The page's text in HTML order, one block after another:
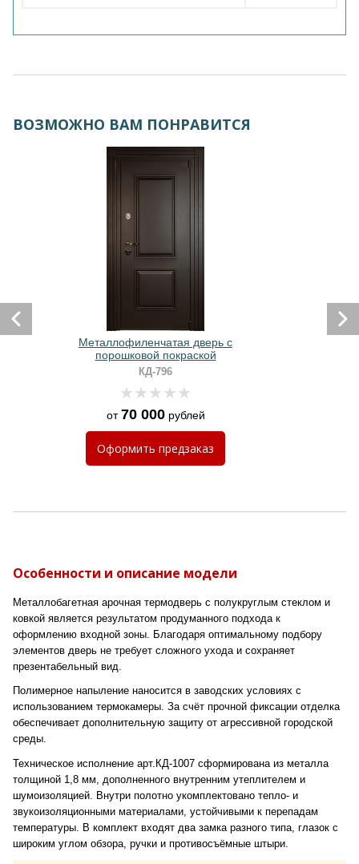
ВОЗМОЖНО ВАМ ПОНРАВИТСЯ
Металлофиленчатая дверь с
порошковой покраской
КД-796
от70 000рублей
Оформить предзаказ
Особенности и описание модели
Металлобагетная арочная термодверь с полукруглым стеклом и
ковкой является результатом продуманного подхода к
оформлению входной зоны. Благодаря оптимальному подбору
элементов дверь не требует сложного ухода и сохраняет
презентабельный вид.
Полимерное напыление наносится в заводских условиях с
использованием термокамеры. За счёт прочной фиксации отделка
обеспечивает дополнительную защиту от агрессивной городской
среды.
Техническое исполнение арт.КД-1007 сформирована из металла
толщиной 1,8 мм, дополненного внутренним утеплителем и
шумоизоляцией. Внутри полотно укомплектовано тепло- и
звукоизоляционными материалами, устойчивыми к перепадам
температуры. В комплект входят два замка разного типа, глазок с
широким углом обзора, ручки и противосъёмные штыри.